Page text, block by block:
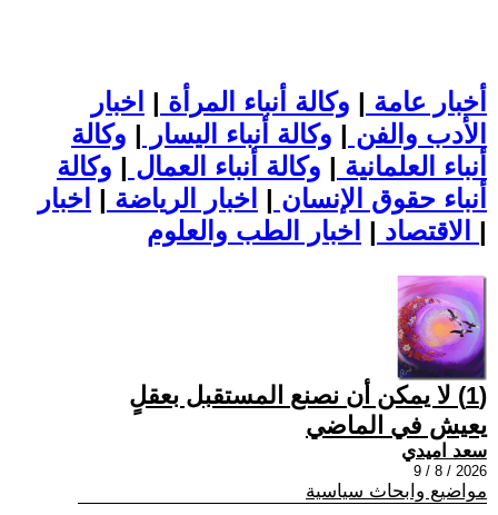
أخبار عامة | وكالة أنباء المرأة | اخبار
الأدب والفن | وكالة أنباء اليسار | وكالة
أنباء العلمانية | وكالة أنباء العمال | وكالة
أنباء حقوق الإنسان | اخبار الرياضة | اخبار
الاقتصاد | |
(1) لا يمكن أن نصنع المستقبل بعقلٍ
يعيش في الماضي
سعد اميدي
2026 / 8 / 9
مواضيع وابحاث سياسية